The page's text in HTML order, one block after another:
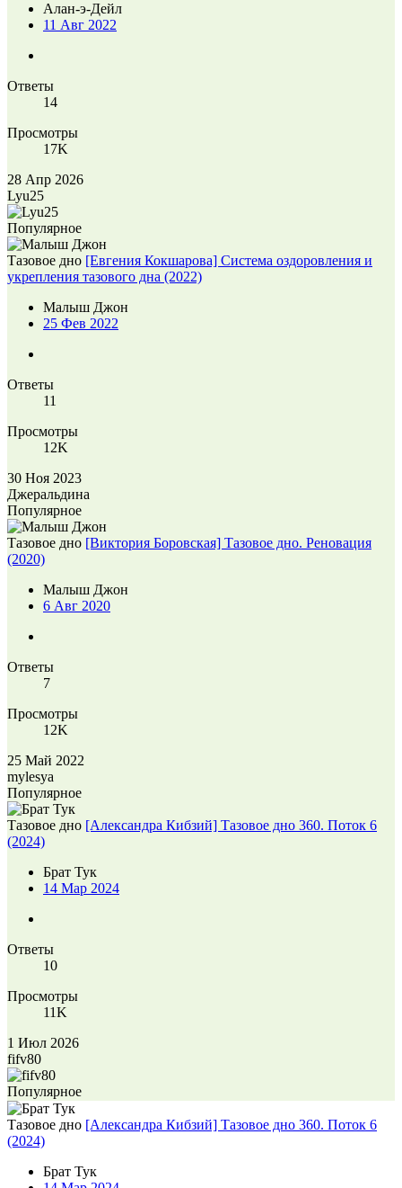
Алан-э-Дейл
11 Авг 2022
Ответы
14
Просмотры
17K
28 Апр 2026
Lyu25
Популярное
Тазовое дно [Евгения Кокшарова] Система оздоровления и
укрепления тазового дна (2022)
Малыш Джон
25 Фев 2022
Ответы
11
Просмотры
12K
30 Ноя 2023
Джеральдина
Популярное
Тазовое дно [Виктория Боровская] Тазовое дно. Реновация
(2020)
Малыш Джон
6 Авг 2020
Ответы
7
Просмотры
12K
25 Май 2022
mylesya
Популярное
Тазовое дно [Александра Кибзий] Тазовое дно 360. Поток 6
(2024)
Брат Тук
14 Мар 2024
Ответы
10
Просмотры
11K
1 Июл 2026
fifv80
Популярное
Тазовое дно [Александра Кибзий] Тазовое дно 360. Поток 6
(2024)
Брат Тук